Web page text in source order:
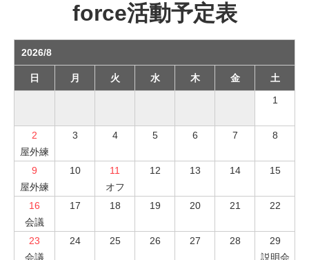
force活動予定表
2026/8
日 月 火 水 木 金
土
1
2
屋外練
3 4 5 6 7 8
9
屋外練
10
11
オフ
12 13 14 15
16
会議
17 18 19 20 21 22
23
会議
24 25 26 27 28
29
説明会